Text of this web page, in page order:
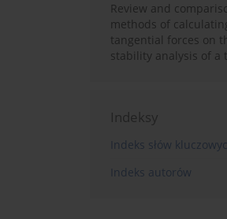
Review and
methods of
tangential forces on
stability analysis of a
Indeksy
Indeks słów
Indeks autorów